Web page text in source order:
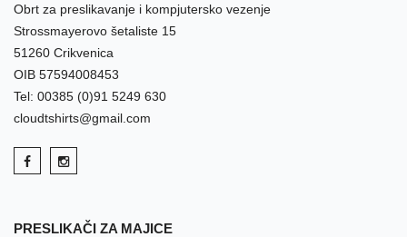
Obrt za preslikavanje i kompjutersko vezenje
Strossmayerovo šetaliste 15
51260 Crikvenica
OIB 57594008453
Tel: 00385 (0)91 5249 630
cloudtshirts@gmail.com
PRESLIKAČI ZA MAJICE